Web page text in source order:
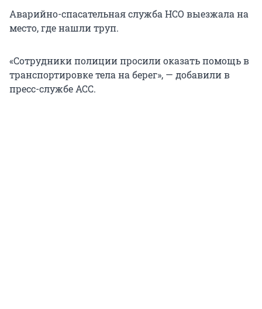
Аварийно-спасательная служба НСО выезжала на
место, где нашли труп.
«Сотрудники полиции просили оказать помощь в
транспортировке тела на берег», — добавили в
пресс-службе АСС.